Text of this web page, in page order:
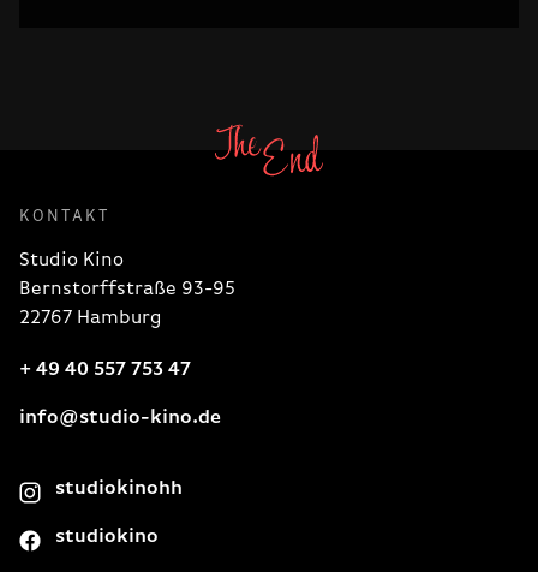
KONTAKT
Studio Kino
Bernstorffstraße 93-95
22767 Hamburg
+ 49 40 557 753 47
info@studio-kino.de
studiokinohh
studiokino